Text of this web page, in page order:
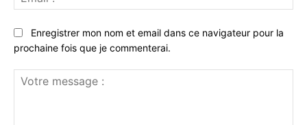
:*
Enregistrer mon nom et email dans ce navigateur pour la
prochaine fois que je commenterai.